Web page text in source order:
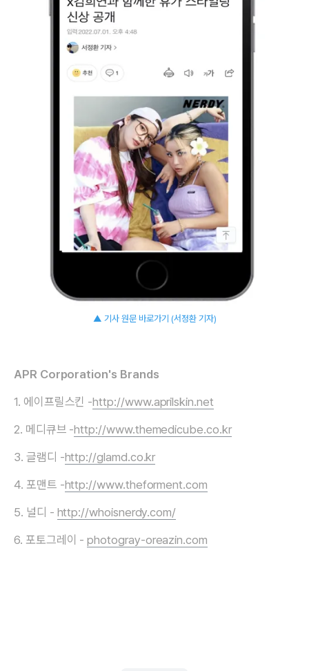
▲ 기사 원문 바로가기 (서정환 기자)
APR Corporation's Brands
1. 에이프릴스킨 -http://www.aprilskin.net
2. 메디큐브 -http://www.themedicube.co.kr
3. 글램디 -http://glamd.co.kr
4. 포맨트 -http://www.theforment.com
5. 널디 - http://whoisnerdy.com/
6. 포토그레이 -photogray-oreazin.com